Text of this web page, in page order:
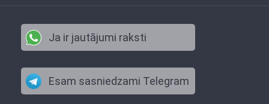
Ja ir jautājumi raksti
Esam sasniedzami Telegram